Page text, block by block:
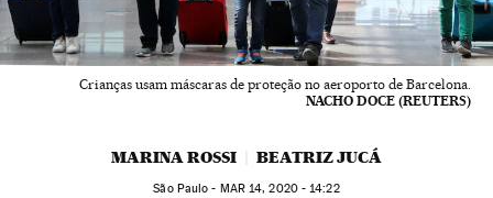
Crianças usam máscaras de proteção no aeroporto de Barcelona.
NACHO DOCE (REUTERS)
MARINA ROSSI BEATRIZ JUCÁ
São Paulo - MAR14, 2020 - 14:22